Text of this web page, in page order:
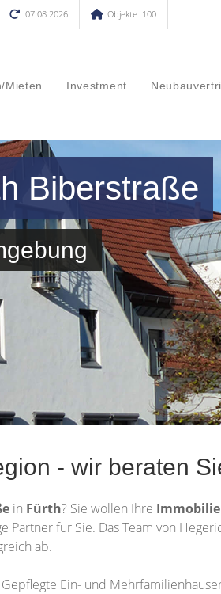
07.08.2026 Objekte: 100
Mieten Investment
Biberstraße
- wir beraten
in Fürth? Sie wollen Ihre Immobilie
Partner für Sie. Das Team von
ab.
Ein- und